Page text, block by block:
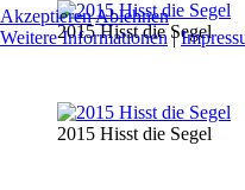
2015 Hisst die Segel
2015 Hisst die Segel
AkzeptierenAblehnen
Weitere Informationen |